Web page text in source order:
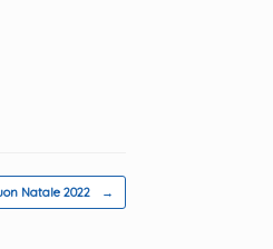
Natale 2022 →